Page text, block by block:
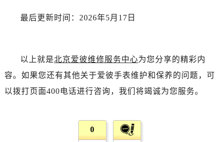
河南省许昌市魏都区建安大道与八龙路交叉口爱彼售后服务中心（需提前预约）
河南省郑州市二七区民主路10号华润大厦29层2905室爱彼售后服务中心（需提前预约）
最后更新时间：2026年5月17日
以上就是北京爱彼维修服务中心为您分享的精彩内
容。如果您还有其他关于爱彼手表维护和保养的问题，可
以拨打页面400电话进行咨询，我们将竭诚为您服务。
0